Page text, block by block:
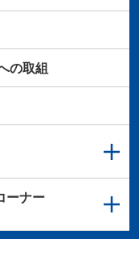
の取組
ーナー